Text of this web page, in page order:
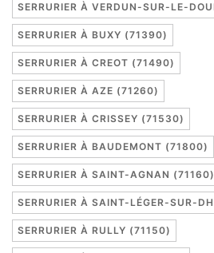
SERRURIER À VERDUN-SUR-LE-
SERRURIER À BUXY (71390)
SERRURIER À CREOT (71490)
SERRURIER À AZE (71260)
SERRURIER À CRISSEY (71530)
SERRURIER À BAUDEMONT (71800)
SERRURIER À SAINT-AGNAN (71160)
SERRURIER À SAINT-LÉGER-SUR-
SERRURIER À RULLY (71150)